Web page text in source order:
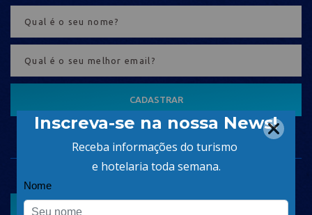
CADASTRAR
ASSOCIAR